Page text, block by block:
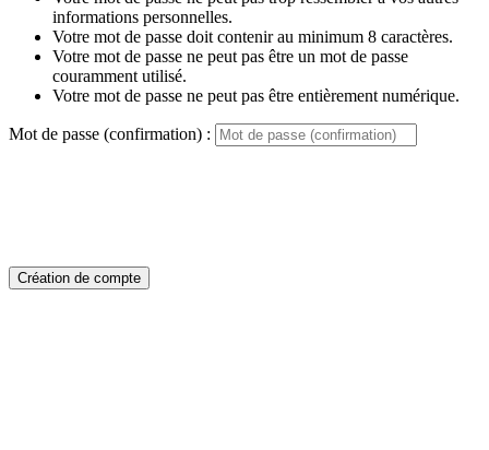
informations personnelles.
Votre mot de passe doit contenir au minimum 8 caractères.
Votre mot de passe ne peut pas être un mot de passe
couramment utilisé.
Votre mot de passe ne peut pas être entièrement numérique.
Mot de passe (confirmation) :
Création de compte